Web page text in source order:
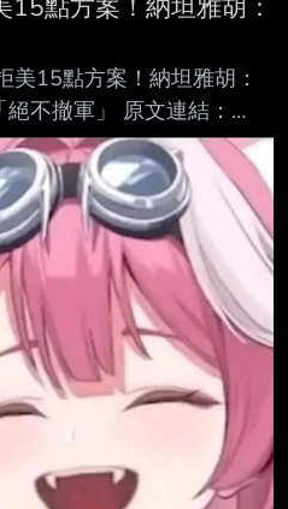
點方案！納坦雅胡：
美15點方案！納坦雅胡：
不撤軍」 原文連結：
news/20260809/321
： 2026年08月09日 20:37
文內容： 美國總統川普推
遇重大阻礙，以色列總理納
列 拒絕美方提出的15點方
組織「哈瑪斯」（Hamas）
除武裝前，以軍不會撤出
會議上強調，所謂解除武